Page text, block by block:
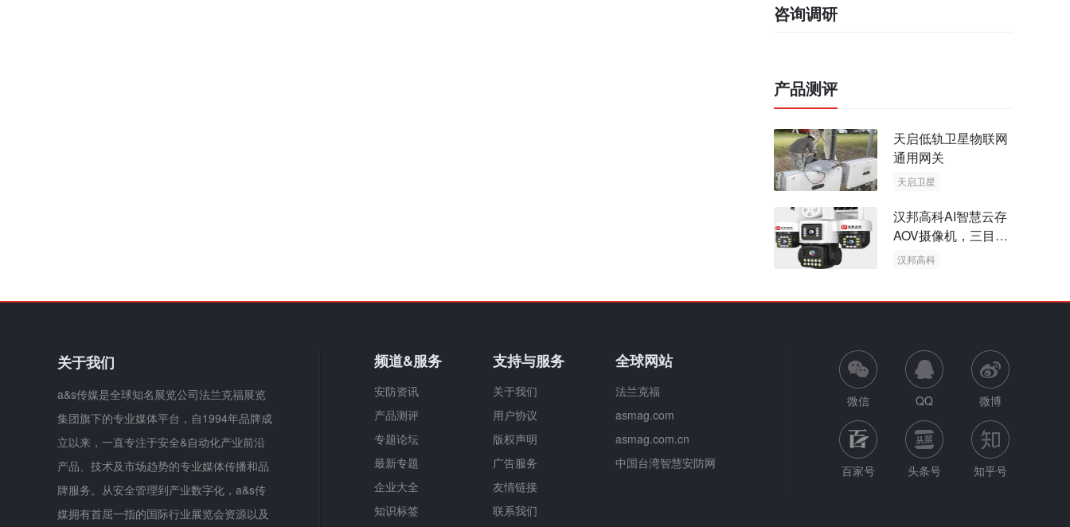
咨询调研
产品测评
天启低轨卫星物联网
通用网关
天启卫星
汉邦高科AI智慧云存
AOV摄像机，三目太
阳能多摄球机
汉邦高科
关于我们
a&s传媒是全球知名展览公司法兰克福展览
集团旗下的专业媒体平台，自1994年品牌成
立以来，一直专注于安全&自动化产业前沿
产品、技术及市场趋势的专业媒体传播和品
牌服务。从安全管理到产业数字化，a&s传
媒拥有首屈一指的国际行业展览会资源以及
频道&服务
安防资讯
产品测评
专题论坛
最新专题
企业大全
知识标签
支持与服务
关于我们
用户协议
版权声明
广告服务
友情链接
联系我们
全球网站
法兰克福
asmag.com
asmag.com.cn
中国台湾智慧安防网
微信 QQ 微博
百家号 头条号 知乎号